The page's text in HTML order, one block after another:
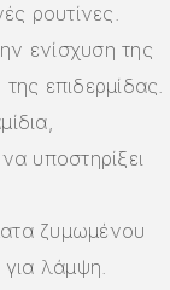
ρουτίνες.
ενίσχυση της
επιδερμίδας.
υποστηρίξει
ζυμωμένου
για λάμψη.